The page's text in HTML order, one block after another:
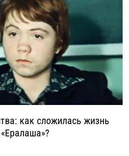
как сложилась жизнь